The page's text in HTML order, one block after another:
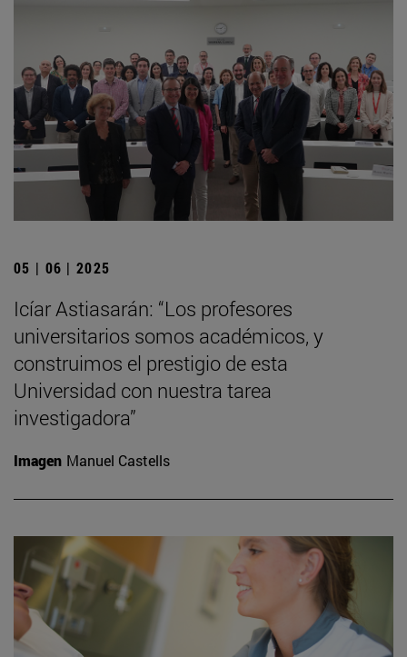
05 | 06 | 2025
Icíar Astiasarán: “Los profesores
universitarios somos académicos, y
construimos el prestigio de esta
Universidad con nuestra tarea
investigadora”
Imagen Manuel Castells